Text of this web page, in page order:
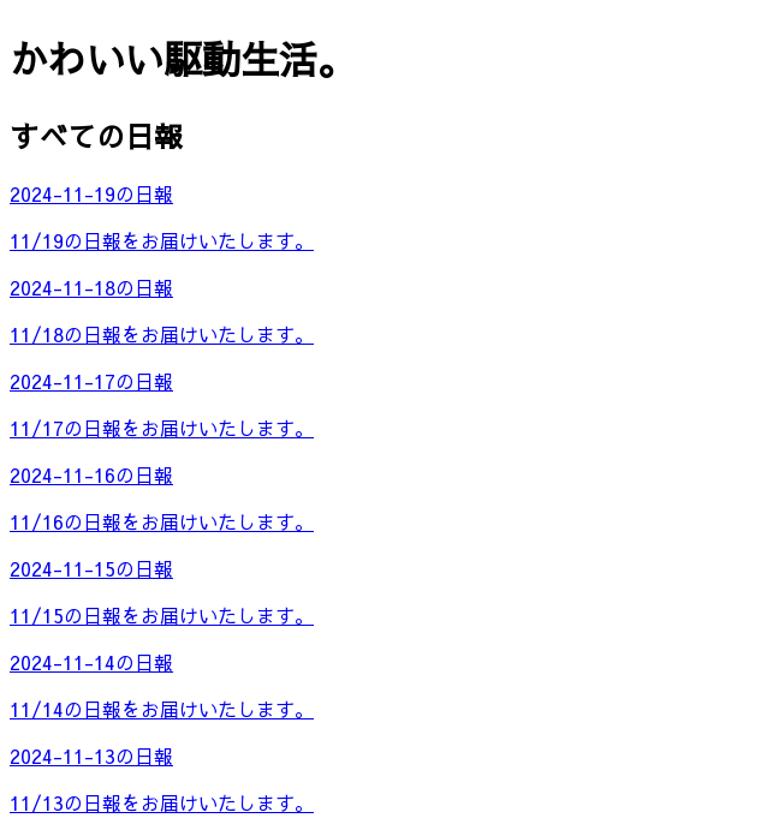
かわいい駆動生活。
すべての日報
2024-11-19の日報
11/19の日報をお届けいたします。
2024-11-18の日報
11/18の日報をお届けいたします。
2024-11-17の日報
11/17の日報をお届けいたします。
2024-11-16の日報
11/16の日報をお届けいたします。
2024-11-15の日報
11/15の日報をお届けいたします。
2024-11-14の日報
11/14の日報をお届けいたします。
2024-11-13の日報
11/13の日報をお届けいたします。